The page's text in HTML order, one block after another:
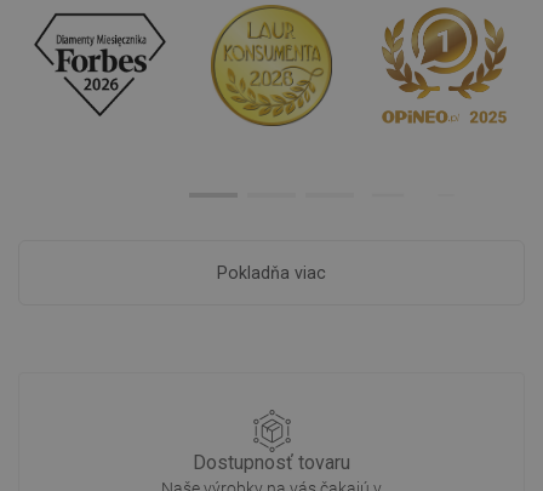
Pokladňa viac
Dostupnosť tovaru